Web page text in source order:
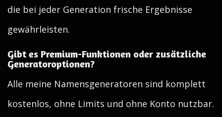
die bei jeder Generation frische Ergebnisse
gewährleisten.
Gibt es Premium-Funktionen oder zusätzliche
Generatoroptionen?
Alle meine Namensgeneratoren sind komplett
kostenlos, ohne Limits und ohne Konto nutzbar.